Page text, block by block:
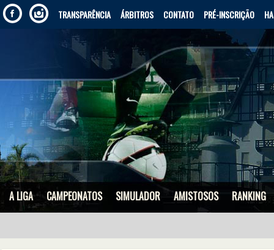
TRANSPARÊNCIA ÁRBITROS CONTATO PRÉ-INSCRIÇÃO
A LIGA CAMPEONATOS SIMULADOR AMISTOSOS RANKING